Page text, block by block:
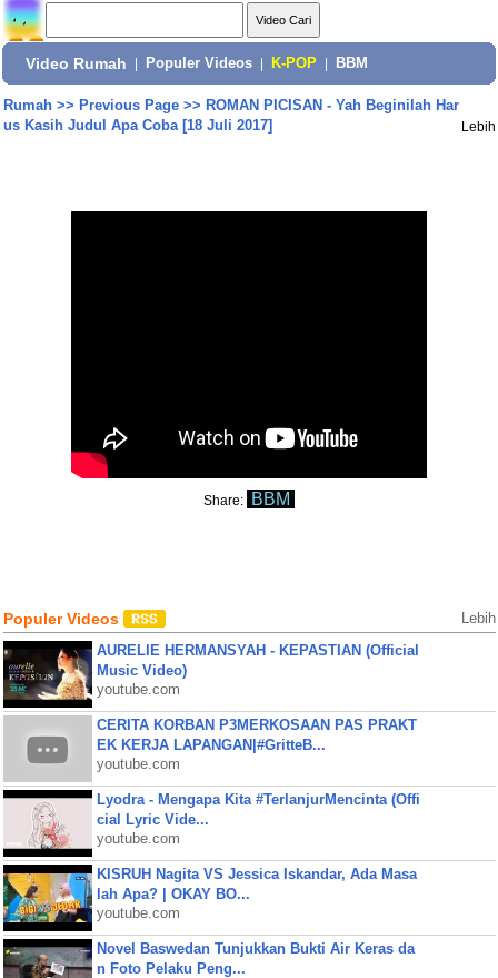
Video Rumah Populer Videos K-POP BBM
Rumah>> Previous Page>> ROMAN PICISAN - Yah Beginilah Har
us Kasih Judul Apa Coba [18 Juli 2017]
Lebih
Share: BBM
Populer Videos Lebih
AURELIE HERMANSYAH - KEPASTIAN (Official
Music Video)
youtube.com
CERITA KORBAN P3MERKOSAAN PAS PRAKT
EK KERJA LAPANGAN|#GritteB...
youtube.com
Lyodra - Mengapa Kita #TerlanjurMencinta (Offi
cial Lyric Vide...
youtube.com
KISRUH Nagita VS Jessica Iskandar, Ada Masa
lah Apa? | OKAY BO...
youtube.com
Novel Baswedan Tunjukkan Bukti Air Keras da
n Foto Pelaku Peng...